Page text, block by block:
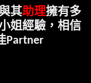
其助理擁有多
姐經驗，相信
Partner